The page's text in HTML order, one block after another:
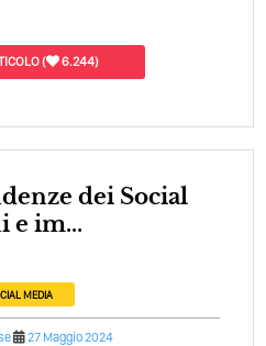
( 6.244)
e im...
MEDIA
27 Maggio 2024